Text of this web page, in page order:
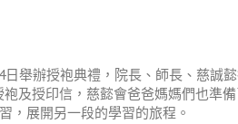
日舉辦授袍典禮， 院長、師長、慈誠
及授印信，慈懿會爸爸媽媽們也準
，展開另一段的學習的旅程。